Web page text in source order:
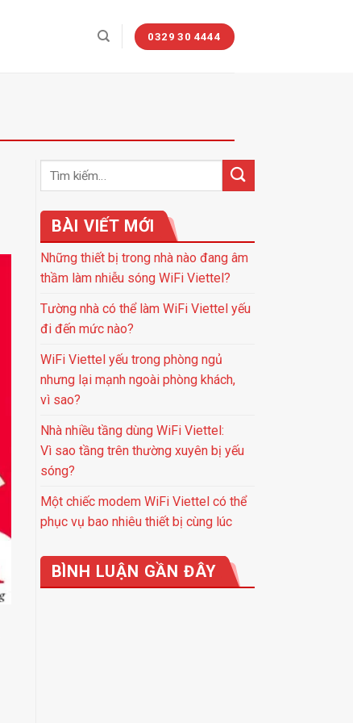
0329 30 4444
BÀI VIẾT MỚI
Những thiết bị trong nhà nào đang âm
thầm làm nhiễu sóng WiFi Viettel?
Tường nhà có thể làm WiFi Viettel yếu
đi đến mức nào?
WiFi Viettel yếu trong phòng ngủ
nhưng lại mạnh ngoài phòng khách,
vì sao?
Nhà nhiều tầng dùng WiFi Viettel:
Vì sao tầng trên thường xuyên bị yếu
sóng?
Một chiếc modem WiFi Viettel có thể
phục vụ bao nhiêu thiết bị cùng lúc
BÌNH LUẬN GẦN ĐÂY